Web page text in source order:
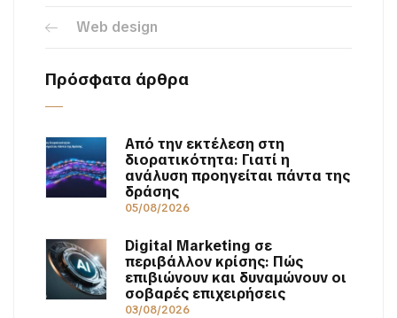
Web design
Πρόσφατα άρθρα
Από την εκτέλεση στη
διορατικότητα: Γιατί η
ανάλυση προηγείται πάντα της
δράσης
05/08/2026
Digital Marketing σε
περιβάλλον κρίσης: Πώς
επιβιώνουν και δυναμώνουν οι
σοβαρές επιχειρήσεις
03/08/2026